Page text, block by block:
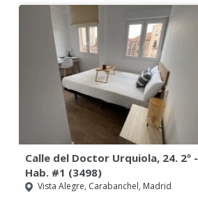
Calle del Doctor Urquiola, 24. 2º -
Hab. #1 (3498)
Vista Alegre, Carabanchel, Madrid